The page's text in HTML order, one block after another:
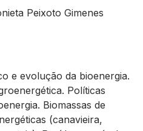
Peixoto Gimenes
e evolução da bioenergia.
Políticas
Biomassas de
(canavieira,